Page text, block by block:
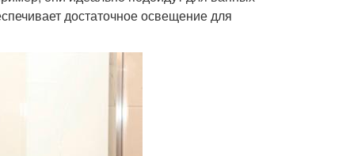
достаточное освещение для